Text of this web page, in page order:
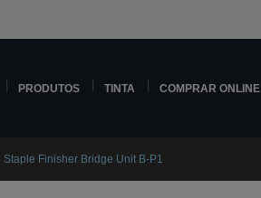
PRODUTOS TINTA COMPRAR ONLINE
Staple Finisher Bridge Unit B-P1